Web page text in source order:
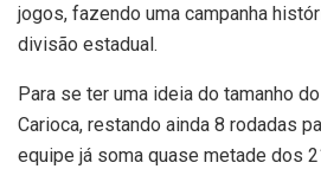
jogos, fazendo uma campanha
divisão estadual.
Para se ter uma ideia do tamanho
Carioca, restando ainda 8 rodadas
equipe já soma quase metade dos